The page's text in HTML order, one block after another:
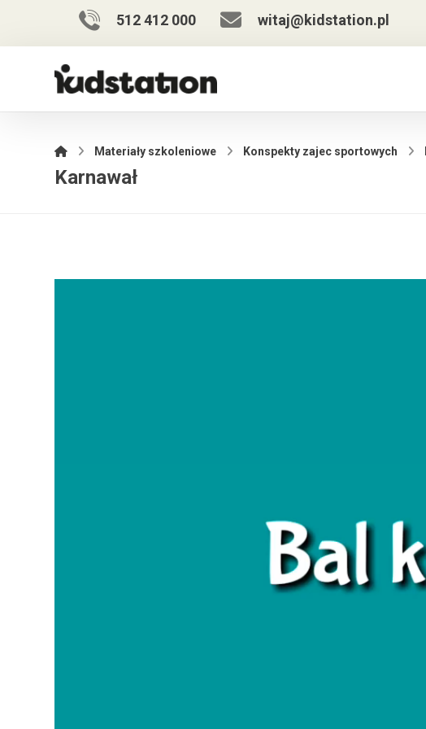
512 412 000 witaj@kidstation.pl
Materiały szkoleniowe Konspekty zajec sportowych
Karnawał